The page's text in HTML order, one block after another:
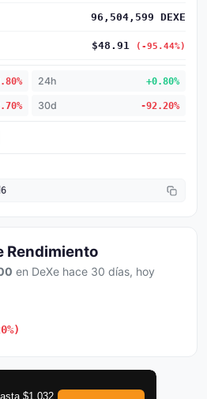
96,504,599 DEXE
$48.91 (-95.44%)
24h +0.80%
30d -92.20%
Rendimiento
en DeXe hace 30 días, hoy